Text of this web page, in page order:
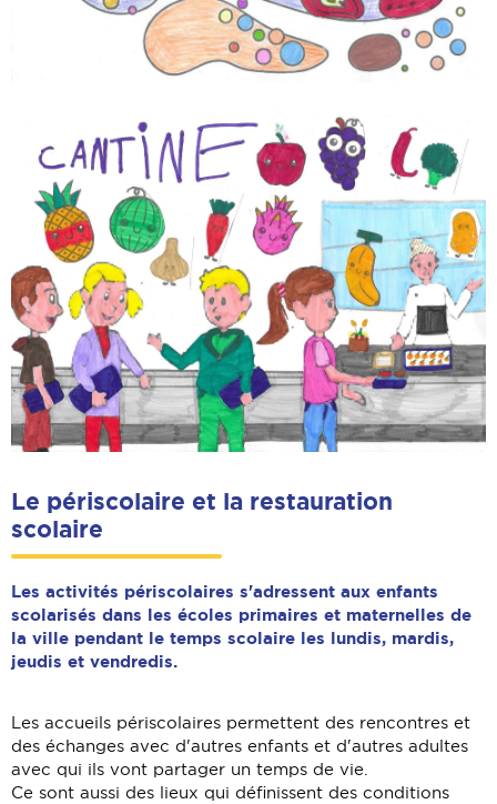
Le périscolaire et la restauration
scolaire
Les activités périscolaires s'adressent aux enfants
scolarisés dans les écoles primaires et maternelles de
la ville pendant le temps scolaire les lundis, mardis,
jeudis et vendredis.
Les accueils périscolaires permettent des rencontres et
des échanges avec d'autres enfants et d'autres adultes
avec qui ils vont partager un temps de vie.
Ce sont aussi des lieux qui définissent des conditions